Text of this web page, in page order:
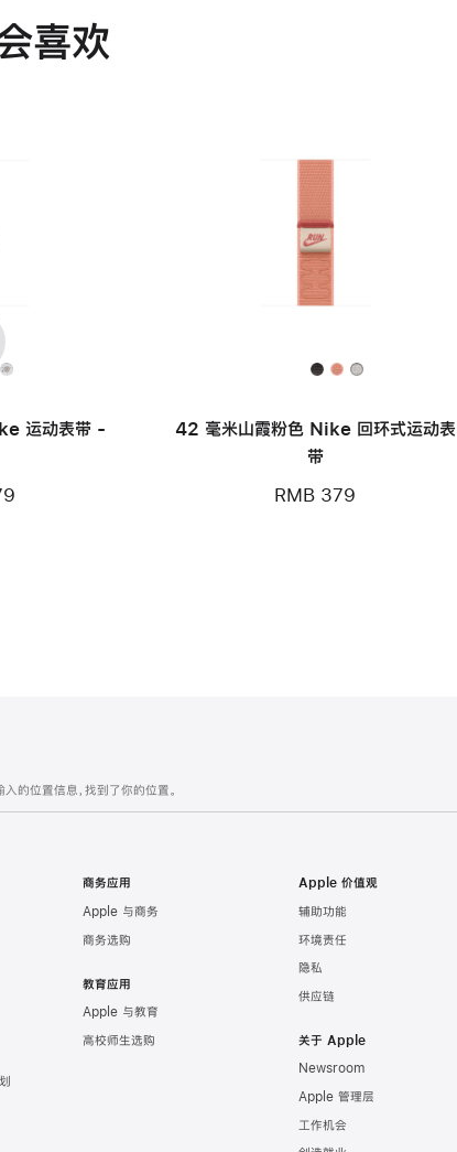
喜欢
运动表带 -
42 毫米山霞粉色 Nike 回环式运动表
带
RMB 379
的位置信息，找到了你的位置。
商务应用
Apple 与商务
商务选购
教育应用
Apple 与教育
高校师生选购
Apple 价值观
辅助功能
环境责任
隐私
供应链
关于 Apple
Newsroom
Apple 管理层
工作机会